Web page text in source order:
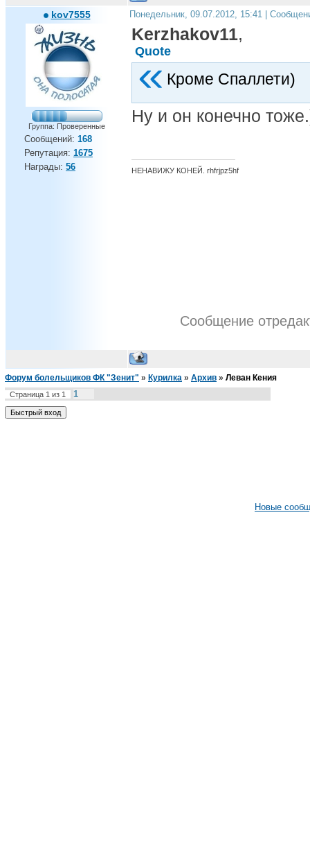
kov7555
Группа: Проверенные
Сообщений: 168
Репутация: 1675
Награды: 56
Понедельник, 09.07.2012, 15:41 |
Kerzhakov11,
Quote
Кроме Спаллети)
Ну и он конечно
НЕНАВИЖУ КОНЕЙ. rhfrjpz5hf
Сообщение
Форум болельщиков ФК "Зенит" » Курилка » Архив » Леван Кения
Страница 1 из 1 1
Новые